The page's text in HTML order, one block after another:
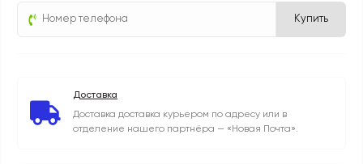
Купить
Доставка
Доставка доставка курьером по адресу или в
отделение нашего партнёра — «Новая Почта».